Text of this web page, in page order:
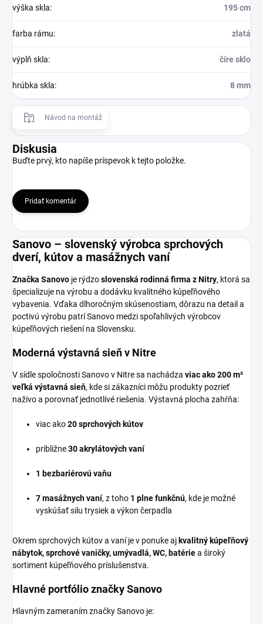
výška skla: 195 cm
farba rámu: zlatá
výplň skla: číre sklo
hrúbka skla: 8 mm
Návod na montáž
Diskusia
Buďte prvý, kto napíše príspevok k tejto položke.
Pridať komentár
Sanovo – slovenský výrobca sprchových
dverí, kútov a masážnych vaní
Značka Sanovo je rýdzoslovenská rodinná firma z Nitry, ktorá sa
špecializuje na výrobu a dodávku kvalitného kúpeľňového
vybavenia. Vďaka dlhoročným skúsenostiam, dôrazu na detail a
poctivú výrobu patrí Sanovo medzi spoľahlivých výrobcov
kúpeľňových riešení na Slovensku.
Moderná výstavná sieň v Nitre
V sídle spoločnosti Sanovo v Nitre sa nachádza viac ako 200 m²
veľká výstavná sieň, kde si zákazníci môžu produkty pozrieť
naživo a porovnať jednotlivé riešenia. Výstavná plocha zahŕňa:
viac ako20 sprchových kútov
približne30 akrylátových vaní
1 bezbariérovú vaňu
7 masážnych vaní, z toho 1 plne funkčnú, kde je možné
vyskúšať silu trysiek a výkon čerpadla
Okrem sprchových kútov a vaní je v ponuke ajkvalitný kúpeľňový
nábytok, sprchové vaničky, umývadlá, WC, batériea široký
sortiment kúpeľňového príslušenstva.
Hlavné portfólio značky Sanovo
Hlavným zameraním značky Sanovo je: